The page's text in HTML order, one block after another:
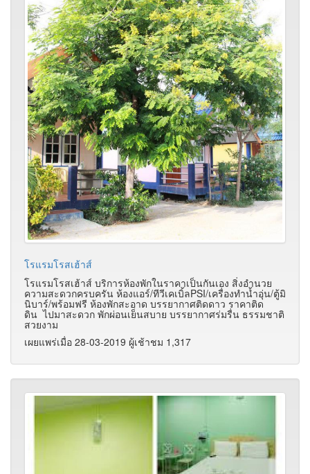
โรแรมโรสเฮ้าส์
โรแรมโรสเฮ้าส์ บริการห้องพักในราคาเป็นกันเอง สิ่งอำนวย
ความสะดวกครบครัน ห้องแอร์/ทีวีเคเบิ้ลPSI/เครื่องทำน้ำอุ่น/ตู้มิ
นิบาร์/พร้อมฟรี ห้องพักสะอาด บรรยากาศติดดาว ราคาติด
ดิน ไปมาสะดวก พักผ่อนเย็นสบาย บรรยากาศร่มรื่น ธรรมชาติ
สวยงาม
เผยแพร่เมื่อ 28-03-2019 ผู้เช้าชม 1,317